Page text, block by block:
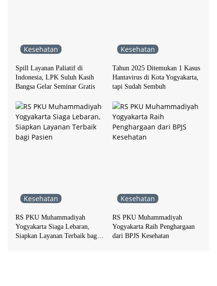
Kesehatan
Spill Layanan Paliatif di
Indonesia, LPK Suluh Kasih
Bangsa Gelar Seminar Gratis
Kesehatan
Tahun 2025 Ditemukan 1 Kasus
Hantavirus di Kota Yogyakarta,
tapi Sudah Sembuh
Kesehatan
RS PKU Muhammadiyah
Yogyakarta Siaga Lebaran,
Siapkan Layanan Terbaik bagi
Kesehatan
RS PKU Muhammadiyah
Yogyakarta Raih Penghargaan
dari BPJS Kesehatan